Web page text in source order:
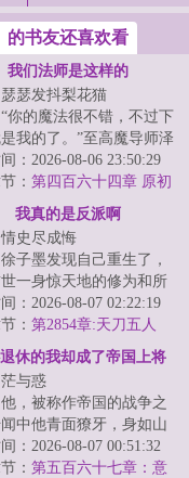
的书友还喜欢看
我们法师是这样的
瑟发抖梨花猫
你的魔法很不错，不过下
我的了。”至高魔导师泽
越到剑与魔法的异世
尔获...
：2026-08-06 23:50:29
： 第四百六十四章 原初
我真的是反派啊
史尽成悔
子墨发现自己重生了，
一身惊天地的修为和所
。但剧本不对的是，重
主角的...
：2026-08-07 02:22:19
： 第2854章:天刀五人
休的我却成了帝国上将
与惑
，被称作帝国的战争之
中他青面獠牙，身如山
三头六臂，每天都要吃
人才能...
：2026-08-07 00:51:32
： 第五百六十七章：意